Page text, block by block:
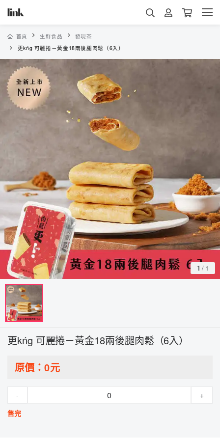
首頁 生鮮食品
發現茶
更kńg 可麗捲－黃金18兩後腿肉鬆（6入）
1 / 1
更kńg 可麗捲－黃金18兩後腿肉鬆（6入）
原價：0元
-
+
售完